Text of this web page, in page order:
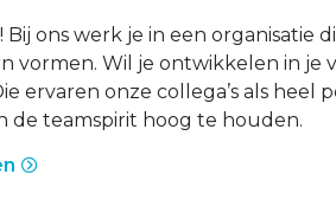
ons werk je in een organisatie
vormen. Wil je ontwikkelen in je
ervaren onze collega’s als
de teamspirit hoog te houden.